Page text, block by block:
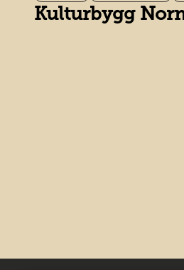
Kulturbygg